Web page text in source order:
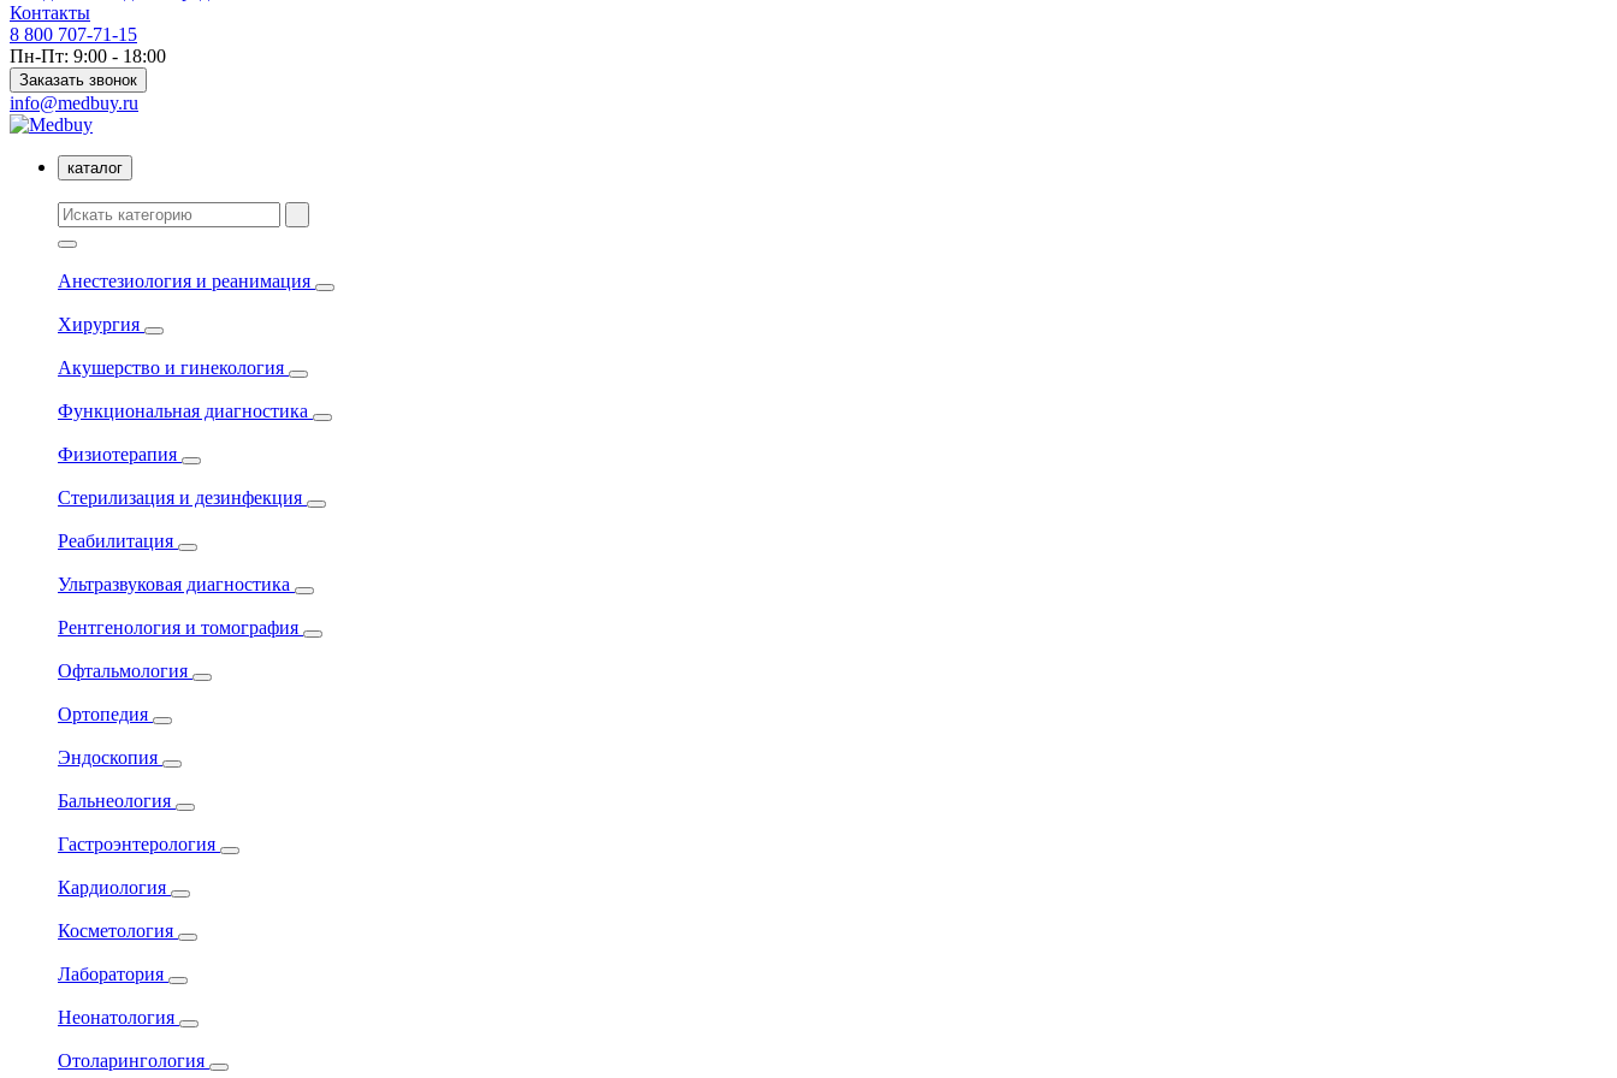
Контакты
8 800 707-71-15
Пн-Пт: 9:00 - 18:00
Заказать звонок
info@medbuy.ru
каталог
Анестезиология и реанимация
Хирургия
Акушерство и гинекология
Функциональная диагностика
Физиотерапия
Стерилизация и дезинфекция
Реабилитация
Ультразвуковая диагностика
Рентгенология и томография
Офтальмология
Ортопедия
Эндоскопия
Бальнеология
Гастроэнтерология
Кардиология
Косметология
Лаборатория
Неонатология
Отоларингология